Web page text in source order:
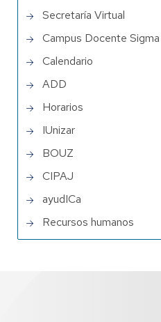
Secretaría Virtual
Campus Docente Sigma
Calendario
ADD
Horarios
IUnizar
BOUZ
CIPAJ
ayudICa
Recursos humanos